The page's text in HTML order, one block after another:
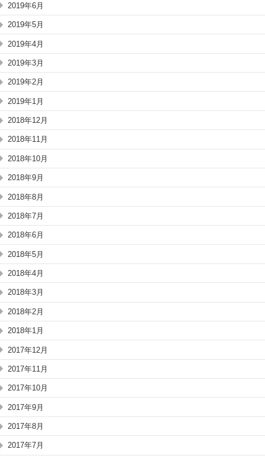
2019年6月
2019年5月
2019年4月
2019年3月
2019年2月
2019年1月
2018年12月
2018年11月
2018年10月
2018年9月
2018年8月
2018年7月
2018年6月
2018年5月
2018年4月
2018年3月
2018年2月
2018年1月
2017年12月
2017年11月
2017年10月
2017年9月
2017年8月
2017年7月